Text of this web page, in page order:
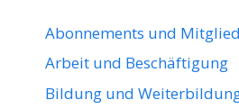
Abonnements und
Arbeit und Beschäftigung
Bildung und